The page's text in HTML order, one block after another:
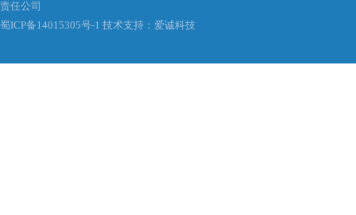
责任公司
蜀ICP备14015305号-1 技术支持：爱诚科技